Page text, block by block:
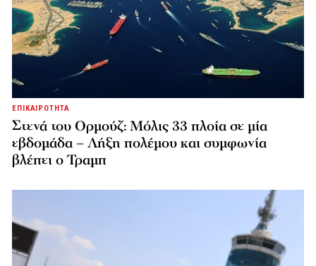
ΕΠΙΚΑΙΡΟΤΗΤΑ
Στενά του Ορμούζ: Μόλις 33 πλοία σε μία
εβδομάδα – Λήξη πολέμου και συμφωνία
βλέπει ο Τραμπ